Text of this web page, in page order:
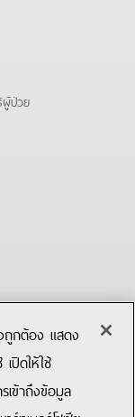
ป่วย
งถูกต้อง แสดง
ปิดให้ใช้
เข้าถึงข้อมูล